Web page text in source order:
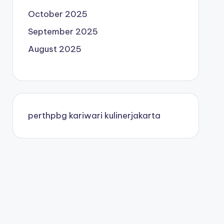
October 2025
September 2025
August 2025
perthpbg kariwari kulinerjakarta